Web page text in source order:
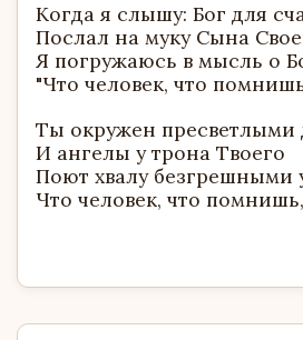
Когда я слышу: Бог для
Послал на муку Сына
Я погружаюсь в мысль о
"Что человек, что
Ты окружен пресветлыми
И ангелы у трона Твоего
Поют хвалу безгрешными
Что человек, что